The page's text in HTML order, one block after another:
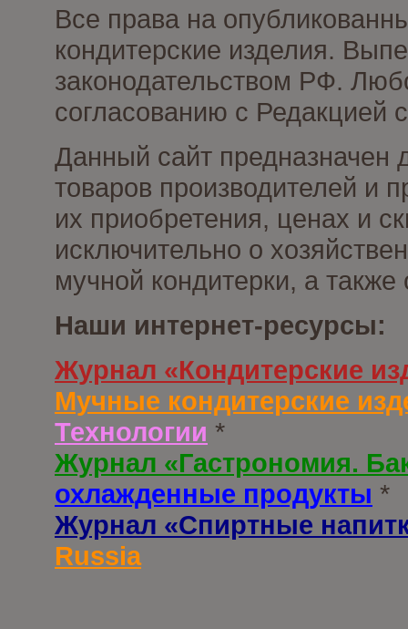
Все права на
кондитерские изделия.
законодательством РФ.
согласованию с Редакцией
Данный сайт предназначен
товаров производителей и
их приобретения, ценах и
исключительно о
мучной кондитерки, а
Наши интернет-ресурсы:
Журнал «Кондитерские
Мучные кондитерские
Технологии *
Журнал «Гастрономия.
охлажденные продукты *
Журнал «Спиртные
Russia